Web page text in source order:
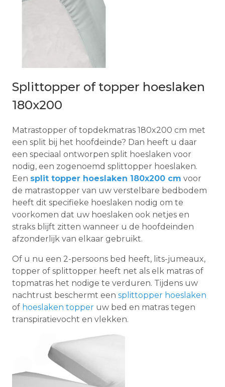
Splittopper of topper hoeslaken
180x200
Matrastopper of topdekmatras 180x200 cm met
een split bij het hoofdeinde? Dan heeft u daar
een speciaal ontworpen split hoeslaken voor
nodig, een zogenoemd splittopper hoeslaken.
Een split topper hoeslaken 180x200 cm voor
de matrastopper van uw verstelbare bedbodem
heeft dit specifieke hoeslaken nodig om te
voorkomen dat uw hoeslaken ook netjes en
straks blijft zitten wanneer u de hoofdeinden
afzonderlijk van elkaar gebruikt.
Of u nu een 2-persoons bed heeft, lits-jumeaux,
topper of splittopper heeft net als elk matras of
topmatras het nodige te verduren. Tijdens uw
nachtrust beschermt een splittopper hoeslaken
of hoeslaken topper uw bed en matras tegen
transpiratievocht en vlekken.